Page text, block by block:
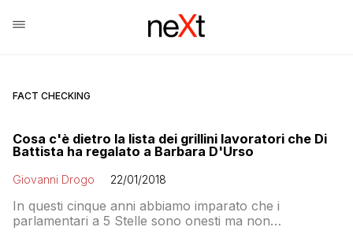
FACT CHECKING
Cosa c'è dietro la lista dei grillini lavoratori che Di
Battista ha regalato a Barbara D'Urso
Giovanni Drogo 22/01/2018
In questi cinque anni abbiamo imparato che i
parlamentari a 5 Stelle sono onesti ma non